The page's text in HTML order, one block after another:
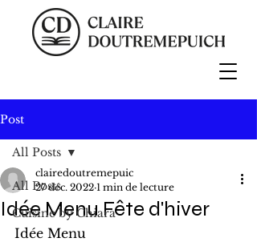
Post
All Posts
Cuisine by Chiara
All Posts
Idée Menu Fête d'hiver
clairedoutremepuic
27 déc. 2022 1 min de lecture
Idée Menu